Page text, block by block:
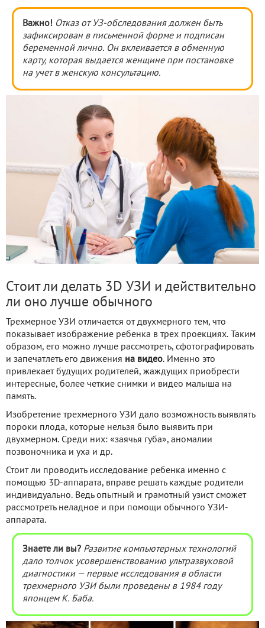
Важно! Отказ от УЗ-обследования должен быть
зафиксирован в письменной форме и подписан
беременной лично. Он вклеивается в обменную
карту, которая выдается женщине при постановке
на учет в женскую консультацию.
Стоит ли делать 3D УЗИ и действительно
ли оно лучше обычного
Трехмерное УЗИ отличается от двухмерного тем, что
показывает изображение ребенка в трех проекциях. Таким
образом, его можно лучше рассмотреть, сфотографировать
и запечатлеть его движения на видео. Именно это
привлекает будущих родителей, жаждущих приобрести
интересные, более четкие снимки и видео малыша на
память.
Изобретение трехмерного УЗИ дало возможность выявлять
пороки плода, которые нельзя было выявить при
двухмерном. Среди них: «заячья губа», аномалии
позвоночника и уха и др.
Стоит ли проводить исследование ребенка именно с
помощью 3D-аппарата, вправе решать каждые родители
индивидуально. Ведь опытный и грамотный узист сможет
рассмотреть неладное и при помощи обычного УЗИ-
аппарата.
Знаете ли вы? Развитие компьютерных технологий
дало толчок усовершенствованию ультразвуковой
диагностики — первые исследования в области
трехмерного УЗИ были проведены в 1984 году
японцем К. Баба.